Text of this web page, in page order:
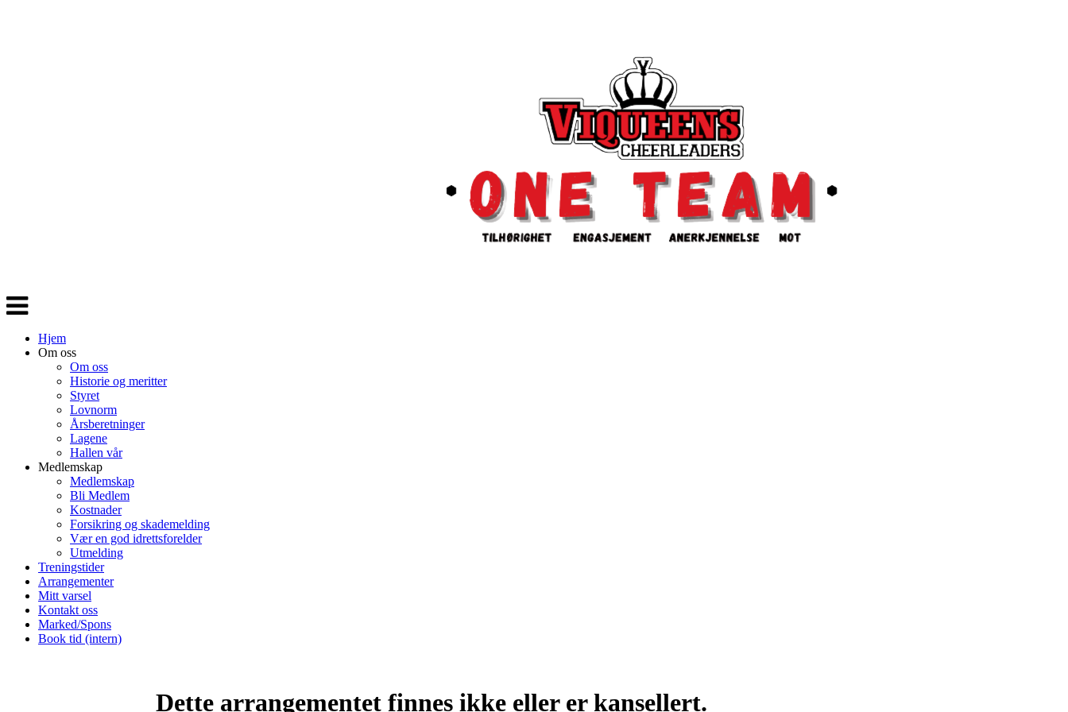
Veksle
navigasjon
Hjem
Om oss
Om oss
Historie og meritter
Styret
Lovnorm
Årsberetninger
Lagene
Hallen vår
Medlemskap
Medlemskap
Bli Medlem
Kostnader
Forsikring og skademelding
Vær en god idrettsforelder
Utmelding
Treningstider
Arrangementer
Mitt varsel
Kontakt oss
Marked/Spons
Book tid (intern)
Dette arrangementet finnes ikke eller er kansellert.